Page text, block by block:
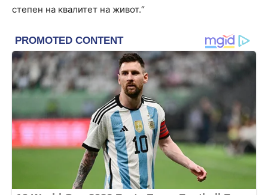
степен на квалитет на живот.“